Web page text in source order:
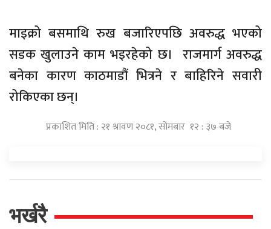
माइक्रो बसमाथि रुख बजारिएपछि अवरुद्ध भएको
सडक खुलाउने काम भइरहेको छ। राजमार्ग अवरुद्ध
बनेका कारण काठमाडौं भित्रने र बाहिरिने सवारी
रोकिएका छन्।
प्रकाशित मिति : २१ श्रावण २०८१, सोमबार १२ : ३७ बजे
भर्खरै